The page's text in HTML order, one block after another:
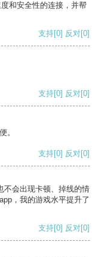
和安全性的连接，并帮
支持[0] 反对[0]
支持[0] 反对[0]
。
支持[0] 反对[0]
不会出现卡顿、掉线的情
，我的游戏水平提升了
支持[0] 反对[0]